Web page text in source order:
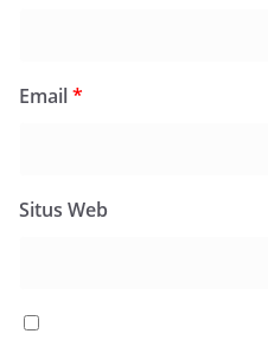
Email*
Situs Web